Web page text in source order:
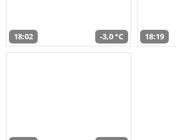
18:02 -3,0 °C 18:19